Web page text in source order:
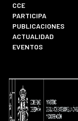
CCE
PARTICIPA
PUBLICACIONES
ACTUALIDAD
EVENTOS